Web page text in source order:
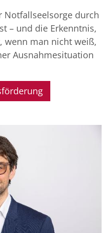
Notfallseelsorge durch
– und die Erkenntnis,
man nicht weiß,
Ausnahmesituation